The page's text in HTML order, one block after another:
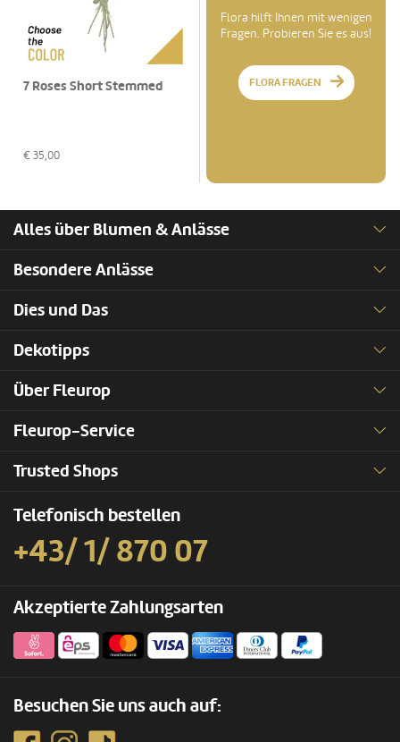
7 Roses Short Stemmed
€ 35,00
Flora hilft Ihnen mit wenigen
Fragen. Probieren Sie es aus!
FLORA FRAGEN
Alles über Blumen & Anlässe
Besondere Anlässe
Dies und Das
Dekotipps
Über Fleurop
Fleurop-Service
Trusted Shops
Telefonisch bestellen
+43/ 1/ 870 07
Akzeptierte Zahlungsarten
Besuchen Sie uns auch auf: